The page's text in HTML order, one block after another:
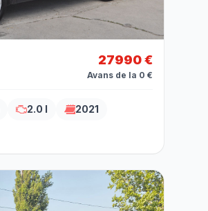
27990 €
Avans de la 0 €
2.0 l
2021